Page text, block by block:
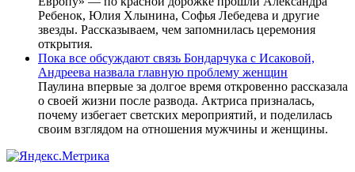
Ребенок, Юлия Хлынина, Софья Лебедева и другие
звезды. Рассказываем, чем запомнилась церемония
открытия.
Пока все обсуждают связь Бондарчука с Исаковой,
Андреева назвала главную проблему женщин
Паулина впервые за долгое время откровенно рассказала
о своей жизни после развода. Актриса призналась,
почему избегает светских мероприятий, и поделилась
своим взглядом на отношения мужчины и женщины.